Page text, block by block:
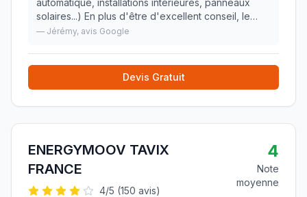
automatique, installations intérieures, panneaux
solaires...) En plus d'être d'excellent conseil, le
travail est très propre et le tarif honnête ! Les
— Jérémy, avis Google
Devis Gratuit
ENERGYMOOV TAVIX
FRANCE
4/5 (150 avis)
4
Note
moyenne